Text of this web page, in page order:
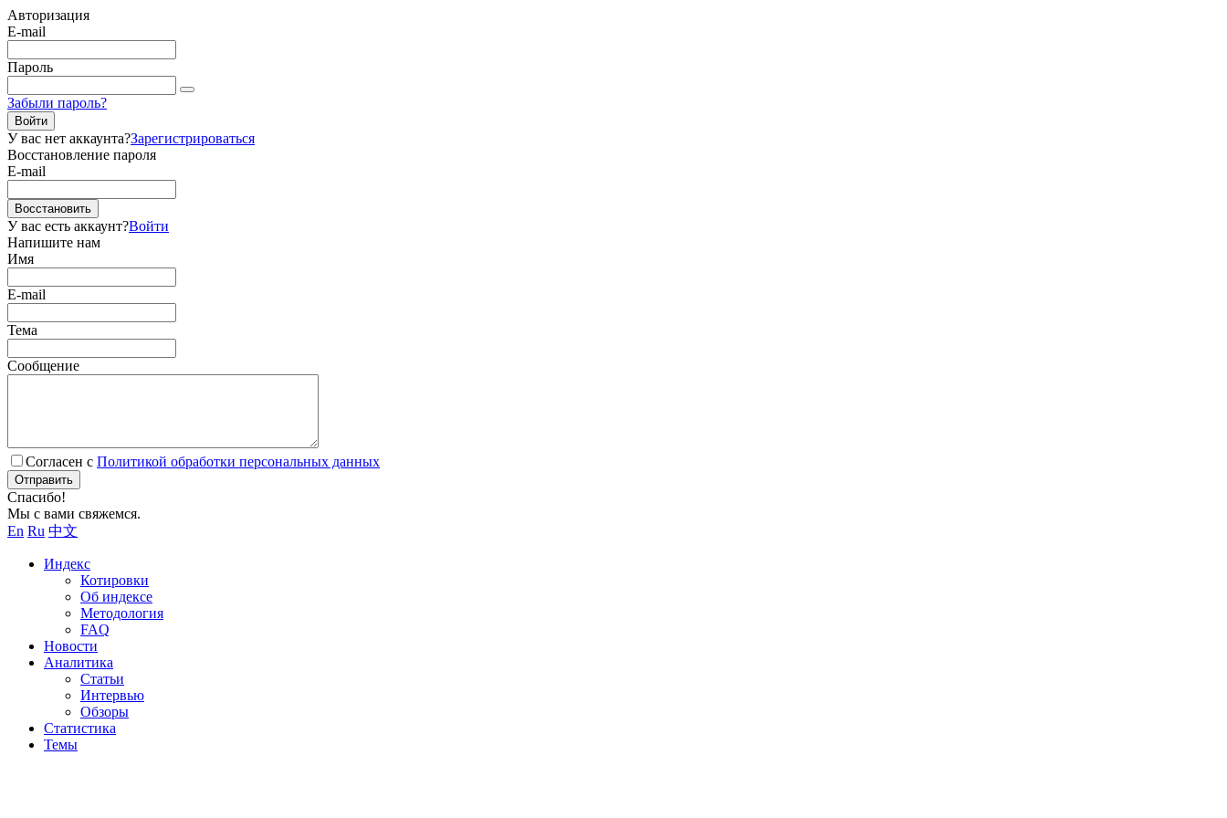
Авторизация
E-mail
Пароль
Забыли пароль?
Войти
У вас нет аккаунта?Зарегистрироваться
Восстановление пароля
E-mail
Восстановить
У вас есть аккаунт?Войти
Напишите нам
Имя
E-mail
Тема
Сообщение
Согласен с Политикой обработки персональных данных
Отправить
Спасибо!
Мы с вами свяжемся.
En Ru 中文
Индекс
Котировки
Об индексе
Методология
FAQ
Новости
Аналитика
Статьи
Интервью
Обзоры
Статистика
Темы